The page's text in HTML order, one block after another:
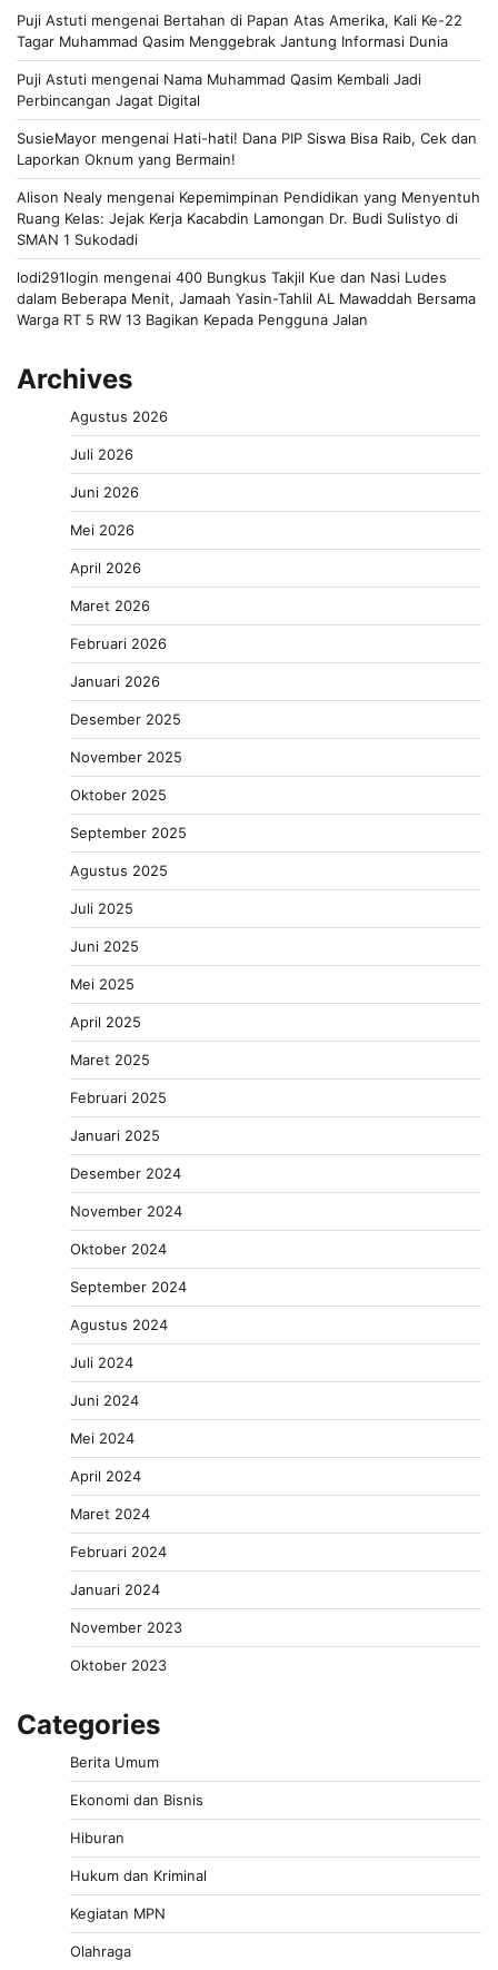
Puji Astuti mengenai Bertahan di Papan Atas Amerika, Kali Ke-22
Tagar Muhammad Qasim Menggebrak Jantung Informasi Dunia
Puji Astuti mengenai Nama Muhammad Qasim Kembali Jadi
Perbincangan Jagat Digital
SusieMayor mengenai Hati-hati! Dana PIP Siswa Bisa Raib, Cek dan
Laporkan Oknum yang Bermain!
Alison Nealy mengenai Kepemimpinan Pendidikan yang Menyentuh
Ruang Kelas: Jejak Kerja Kacabdin Lamongan Dr. Budi Sulistyo di
SMAN 1 Sukodadi
lodi291login mengenai 400 Bungkus Takjil Kue dan Nasi Ludes
dalam Beberapa Menit, Jamaah Yasin-Tahlil AL Mawaddah Bersama
Warga RT 5 RW 13 Bagikan Kepada Pengguna Jalan
Archives
Agustus 2026
Juli 2026
Juni 2026
Mei 2026
April 2026
Maret 2026
Februari 2026
Januari 2026
Desember 2025
November 2025
Oktober 2025
September 2025
Agustus 2025
Juli 2025
Juni 2025
Mei 2025
April 2025
Maret 2025
Februari 2025
Januari 2025
Desember 2024
November 2024
Oktober 2024
September 2024
Agustus 2024
Juli 2024
Juni 2024
Mei 2024
April 2024
Maret 2024
Februari 2024
Januari 2024
November 2023
Oktober 2023
Categories
Berita Umum
Ekonomi dan Bisnis
Hiburan
Hukum dan Kriminal
Kegiatan MPN
Olahraga